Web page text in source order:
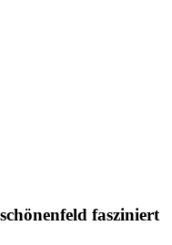
fasziniert